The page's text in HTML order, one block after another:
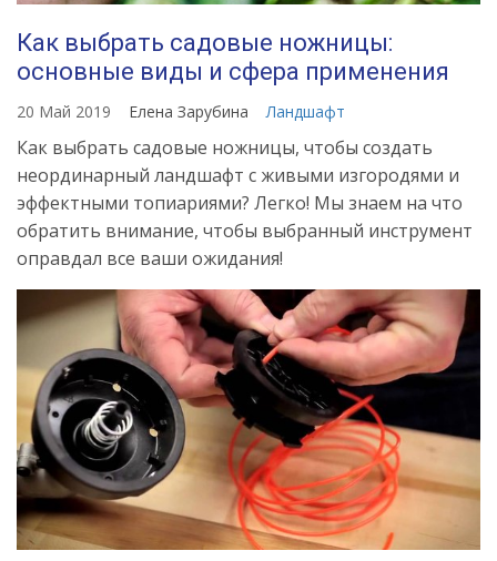
Как выбрать садовые ножницы:
основные виды и сфера применения
20 Май 2019 Елена Зарубина Ландшафт
Как выбрать садовые ножницы, чтобы создать
неординарный ландшафт с живыми изгородями и
эффектными топиариями? Легко! Мы знаем на что
обратить внимание, чтобы выбранный инструмент
оправдал все ваши ожидания!